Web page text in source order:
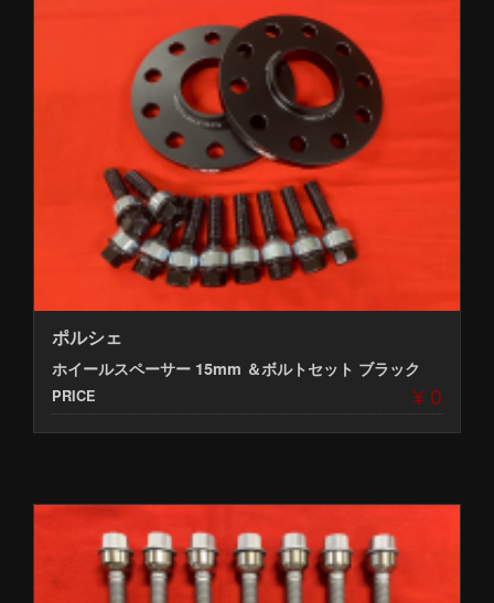
ポルシェ
ホイールスペーサー 15mm ＆ボルトセット ブラック
PRICE ¥ 0